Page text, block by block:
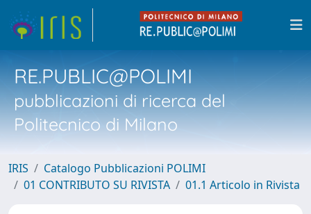
RE.PUBLIC@POLIMI
pubblicazioni di ricerca del
Politecnico di Milano
IRIS
Catalogo Pubblicazioni POLIMI
01 CONTRIBUTO SU RIVISTA
01.1 Articolo in Rivista